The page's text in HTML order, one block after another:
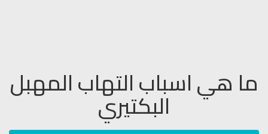
ما هي اسباب التهاب المهبل
البكتيري